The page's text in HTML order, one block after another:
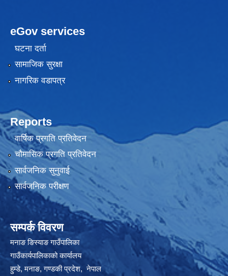
eGov services
घटना दर्ता
सामाजिक सुरक्षा
नागरिक वडापत्र
Reports
वार्षिक प्रगति प्रतिवेदन
चौमासिक प्रगति प्रतिवेदन
सार्वजनिक सुनुवाई
सार्वजनिक परीक्षण
सम्पर्क विवरण
मनाङ ङिस्याङ गाउँपालिका
गाउँकार्यपालिकाको कार्यालय
हुम्डे, मनाङ, गण्डकी प्रदेश, ‍ नेपाल